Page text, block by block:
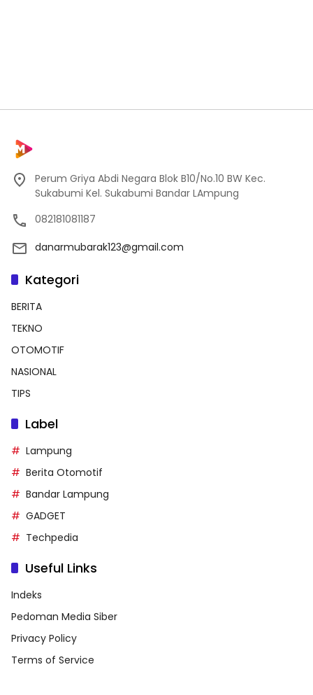
Perum Griya Abdi Negara Blok B10/No.10 BW Kec.
Sukabumi Kel. Sukabumi Bandar LAmpung
082181081187
danarmubarak123@gmail.com
Kategori
BERITA
TEKNO
OTOMOTIF
NASIONAL
TIPS
Label
Lampung
Berita Otomotif
Bandar Lampung
GADGET
Techpedia
Useful Links
Indeks
Pedoman Media Siber
Privacy Policy
Terms of Service